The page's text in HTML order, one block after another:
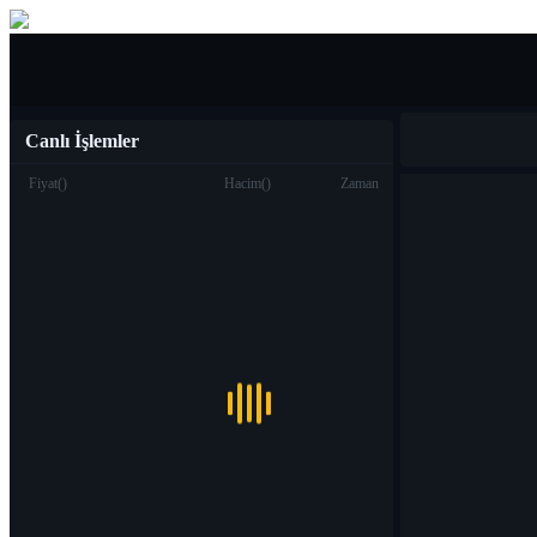
Canlı İşlemler
Fiyat() Hacim() Zaman